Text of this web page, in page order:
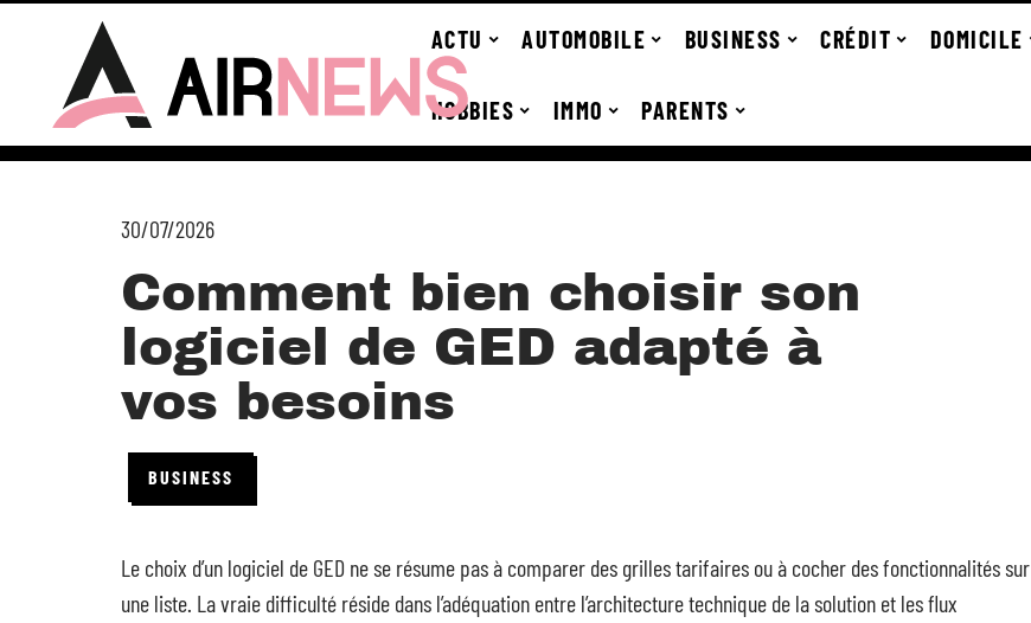
ACTU AUTOMOBILE BUSINESS CRÉDIT DOMICILE
HOBBIES IMMO PARENTS
30/07/2026
Comment bien choisir son
logiciel de GED adapté à
vos besoins
BUSINESS
Le choix d’un logiciel de GED ne se résume pas à comparer des grilles tarifaires ou à cocher des fonctionnalités sur
une liste. La vraie difficulté réside dans l’adéquation entre l’architecture technique de la solution et les flux